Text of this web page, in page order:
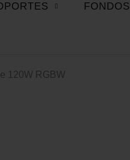
FONDOS
120W RGBW